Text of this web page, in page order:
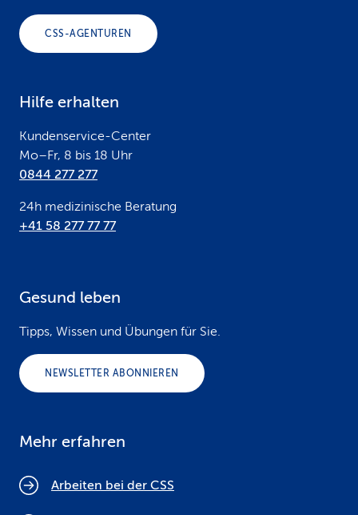
CSS-AGENTUREN
Hilfe erhalten
Kundenservice-Center
Mo–Fr, 8 bis 18 Uhr
0844 277 277
24h medizinische Beratung
+41 58 277 77 77
Gesund leben
Tipps, Wissen und Übungen für Sie.
NEWSLETTER ABONNIEREN
Mehr erfahren
Arbeiten bei der CSS